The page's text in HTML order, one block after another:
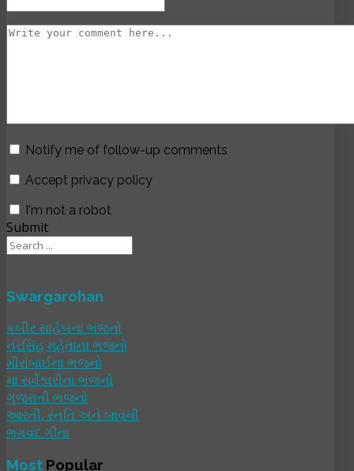
Notify me of follow-up comments
Accept privacy policy
I'm not a robot
Submit
Swargarohan
કબીર સાહેબના ભજનો
નરસિંહ મહેતાના ભજનો
મીરાંબાઈના ભજનો
મા સર્વેશ્વરીના ભજનો
ગુજરાતી ભજનો
આરતી, સ્તુતિ અને બાવની
ભગવદ ગીતા
Most Popular